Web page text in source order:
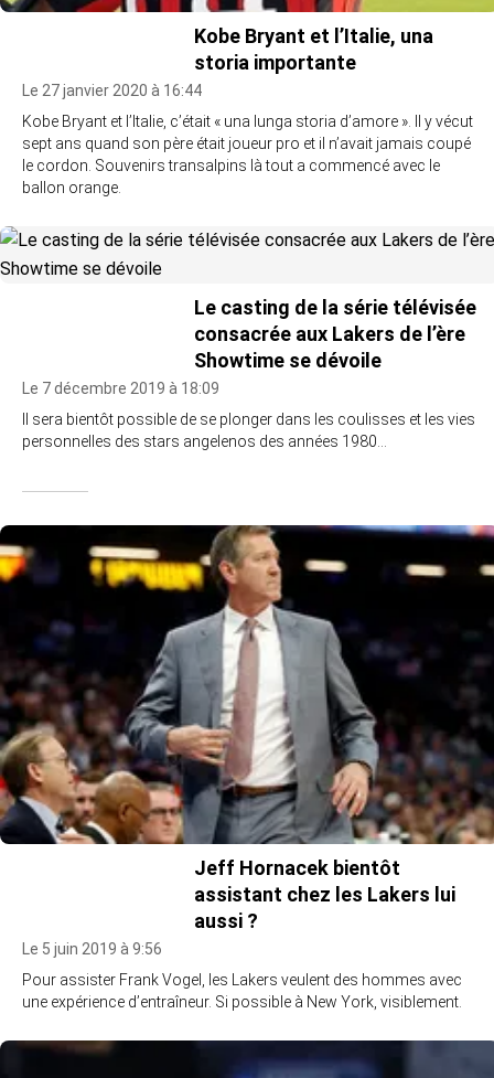
Kobe Bryant et l’Italie, una
storia importante
Le 27 janvier 2020 à 16:44
Kobe Bryant et l’Italie, c’était « una lunga storia d’amore ». Il y vécut
sept ans quand son père était joueur pro et il n’avait jamais coupé
le cordon. Souvenirs transalpins là tout a commencé avec le
ballon orange.
Le casting de la série télévisée
consacrée aux Lakers de l’ère
Showtime se dévoile
Le 7 décembre 2019 à 18:09
Il sera bientôt possible de se plonger dans les coulisses et les vies
personnelles des stars angelenos des années 1980…
Jeff Hornacek bientôt
assistant chez les Lakers lui
aussi ?
Le 5 juin 2019 à 9:56
Pour assister Frank Vogel, les Lakers veulent des hommes avec
une expérience d’entraîneur. Si possible à New York, visiblement.